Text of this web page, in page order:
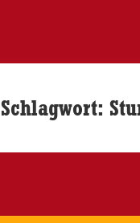
Schlagwort: